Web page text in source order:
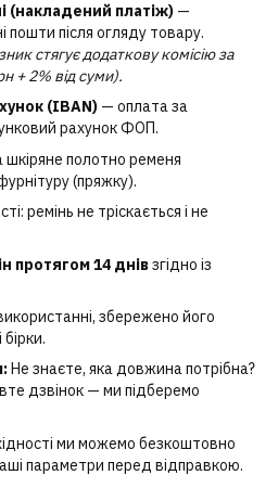
(накладений платіж) —
пошти після огляду товару.
стягує додаткову комісію за
+ 2% від суми).
(IBAN) — оплата за
рахунок ФОП.
шкіряне полотно ременя
(пряжку).
ремінь не тріскається і не
протягом 14 днівзгідно із
збережено його
Не знаєте, яка довжина потрібна?
дзвінок — ми підберемо
ми можемо безкоштовно
параметри перед відправкою.